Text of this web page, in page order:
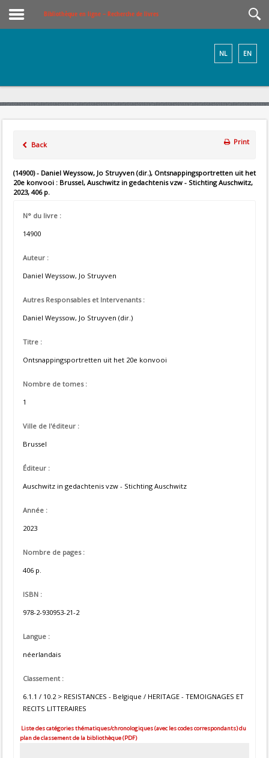
Bibliothèque en ligne – Recherche de livres
EN
NL
Back Print
(14900) - Daniel Weyssow, Jo Struyven (dir.), Ontsnappingsportretten uit het
20e konvooi : Brussel, Auschwitz in gedachtenis vzw - Stichting Auschwitz,
2023, 406 p.
N° du livre :
14900
Auteur :
Daniel Weyssow, Jo Struyven
Autres Responsables et Intervenants :
Daniel Weyssow, Jo Struyven (dir.)
Titre :
Ontsnappingsportretten uit het 20e konvooi
Nombre de tomes :
1
Ville de l'éditeur :
Brussel
Éditeur :
Auschwitz in gedachtenis vzw - Stichting Auschwitz
Année :
2023
Nombre de pages :
406 p.
ISBN :
978-2-930953-21-2
Langue :
néerlandais
Classement :
6.1.1 / 10.2 > RESISTANCES - Belgique / HERITAGE - TEMOIGNAGES ET
RECITS LITTERAIRES
Liste des catégories thématiques/chronologiques (avec les codes correspondants) du
plan de classement de la bibliothèque (PDF)